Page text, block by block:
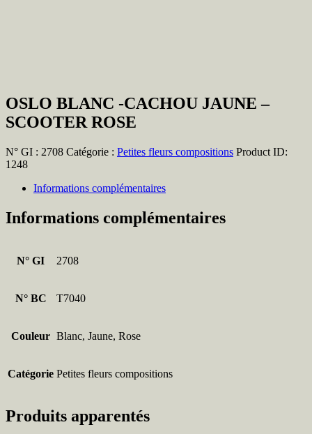
OSLO BLANC -CACHOU JAUNE –
SCOOTER ROSE
N° GI : 2708 Catégorie : Petites fleurs compositions Product ID:
1248
Informations complémentaires
Informations complémentaires
N° GI 2708
N° BC T7040
Couleur Blanc, Jaune, Rose
Catégorie Petites fleurs compositions
Produits apparentés